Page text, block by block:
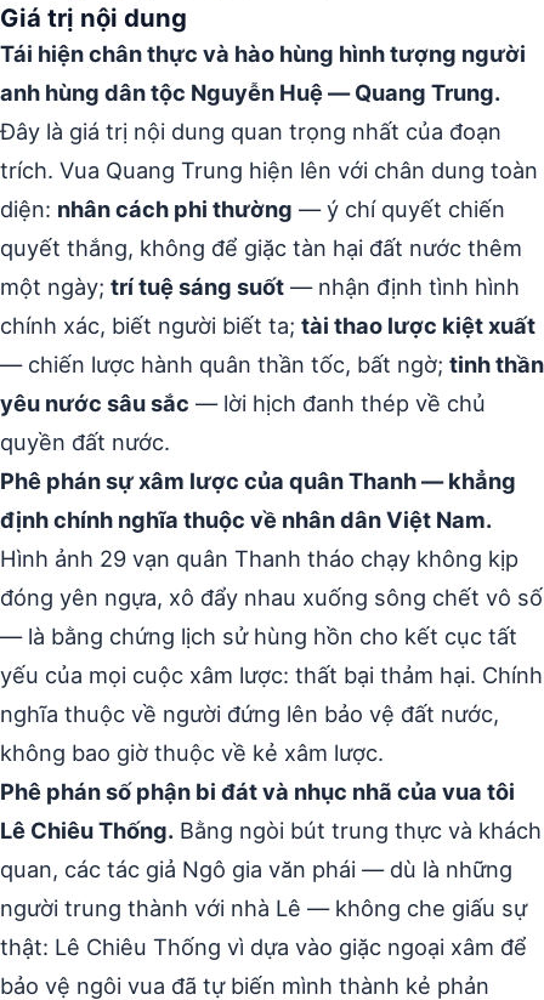
Giá trị nội dung
Tái hiện chân thực và hào hùng hình tượng người
anh hùng dân tộc Nguyễn Huệ — Quang Trung.
Đây là giá trị nội dung quan trọng nhất của đoạn
trích. Vua Quang Trung hiện lên với chân dung toàn
diện: nhân cách phi thường — ý chí quyết chiến
quyết thắng, không để giặc tàn hại đất nước thêm
một ngày; trí tuệ sáng suốt — nhận định tình hình
chính xác, biết người biết ta; tài thao lược kiệt xuất
— chiến lược hành quân thần tốc, bất ngờ; tinh thần
yêu nước sâu sắc — lời hịch đanh thép về chủ
quyền đất nước.
Phê phán sự xâm lược của quân Thanh — khẳng
định chính nghĩa thuộc về nhân dân Việt Nam.
Hình ảnh 29 vạn quân Thanh tháo chạy không kịp
đóng yên ngựa, xô đẩy nhau xuống sông chết vô số
— là bằng chứng lịch sử hùng hồn cho kết cục tất
yếu của mọi cuộc xâm lược: thất bại thảm hại. Chính
nghĩa thuộc về người đứng lên bảo vệ đất nước,
không bao giờ thuộc về kẻ xâm lược.
Phê phán số phận bi đát và nhục nhã của vua tôi
Lê Chiêu Thống. Bằng ngòi bút trung thực và khách
quan, các tác giả Ngô gia văn phái — dù là những
người trung thành với nhà Lê — không che giấu sự
thật: Lê Chiêu Thống vì dựa vào giặc ngoại xâm để
bảo vệ ngôi vua đã tự biến mình thành kẻ phản